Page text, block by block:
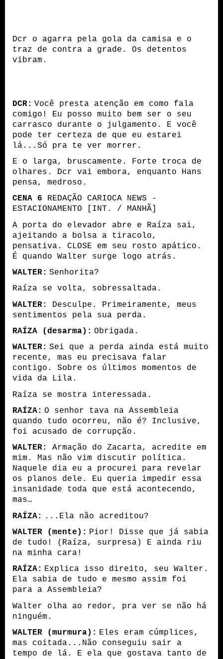
Dcr o agarra pela gola da camisa e o
traz de contra a grade. Os detentos
vibram.
DCR: Você presta atenção em como fala
comigo! Eu posso muito bem ser o seu
carrasco durante o julgamento. E você
pode ter certeza de que eu estarei
lá...Só pra te ver morrer.
E o larga, bruscamente. Forte troca de
olhares. Dcr vai embora, enquanto Hans
pensa, medroso.
CENA 6 REDAÇÃO CARIOCA NEWS -
ESTACIONAMENTO [INT. / MANHÃ]
A porta do elevador abre e Raíza sai,
ajeitando a bolsa a tiracolo,
pensativa. CLOSE em seu rosto apático.
É quando Walter surge logo atrás.
WALTER: Senhorita?
Raíza se volta, sobressaltada.
WALTER: Desculpe. Primeiramente, meus
sentimentos pela sua perda.
RAÍZA (desarma): Obrigada.
WALTER: Sei que a perda ainda está muito
recente, mas eu precisava falar
contigo. Sobre os últimos momentos de
vida da Lila.
Raíza se mostra interessada.
RAÍZA: O senhor tava na Assembleia
quando tudo ocorreu, não é? Inclusive,
foi acusado de corrupção.
WALTER: Armação do Zacarta, acredite em
mim. Mas não vim discutir política.
Naquele dia eu a procurei para revelar
os planos dele. Eu queria impedir essa
insanidade toda que está acontecendo,
mas…
RAÍZA:
...Ela não acreditou?
WALTER (mente): Pior! Disse que já sabia
de tudo! (Raíza, surpresa) E ainda riu
na minha cara!
RAÍZA: Explica isso direito, seu Walter.
Ela sabia de tudo e mesmo assim foi
para a Assembleia?
Walter olha ao redor, pra ver se não há
ninguém.
WALTER (murmura): Eles eram cúmplices,
mas coitada...Não conseguiu sair a
tempo de lá. E ela que gostava tanto de